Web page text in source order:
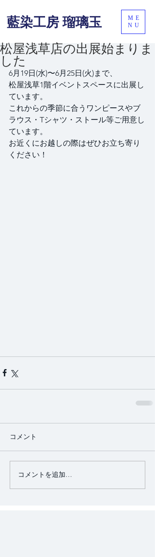
藍染工房 瑠璃玉
ME
NU
松屋浅草店の出展始まりま
した
6月19日(水)〜6月25日(火)まで、
松屋浅草1階イベントスペースに出展し
ています。
これからの季節に合うワンピースやブ
ラウス・Tシャツ・ストール等ご用意し
ています。
お近くにお越しの際はぜひお立ち寄り
ください！
コメント
コメントを追加…